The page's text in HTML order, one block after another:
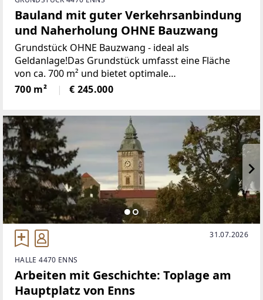
Bauland mit guter Verkehrsanbindung
und Naherholung OHNE Bauzwang
Grundstück OHNE Bauzwang - ideal als
Geldanlage!Das Grundstück umfasst eine Fläche
von ca. 700 m² und bietet optimale
Voraussetzungen für den Bau eines Wohnhauses.
Es befindet sich in verkehrsgünstiger Lage.Der
700 m² € 245.000
31.07.2026
HALLE 4470 ENNS
Arbeiten mit Geschichte: Toplage am
Hauptplatz von Enns